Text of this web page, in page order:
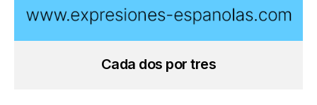
Cada dos por tres